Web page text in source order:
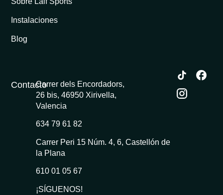
Instalaciones
Blog
ContactoCarrer dels Encordadors,
26 bis, 46950 Xirivella,
Valencia
634 79 61 82
Carrer Peri 15 Núm. 4, 6, Castellón de
la Plana
610 01 05 67
¡SÍGUENOS!